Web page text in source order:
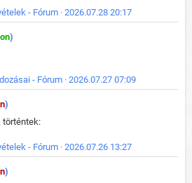
- Fórum · 2026.07.28 20:17
)
- Fórum · 2026.07.27 07:09
)
történtek:
- Fórum · 2026.07.26 13:27
)